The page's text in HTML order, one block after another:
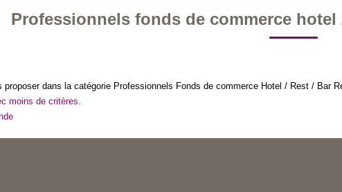
Professionnels fonds de commerce
proposer dans la catégorie Professionnels Fonds de commerce Hotel / Rest / Bar
moins de critères.